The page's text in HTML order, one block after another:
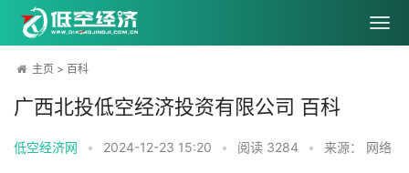
主页 > 百科
广西北投低空经济投资有限公司 百科
低空经济网 • 2024-12-23 15:20 • 阅读 3284 • 来源： 网络